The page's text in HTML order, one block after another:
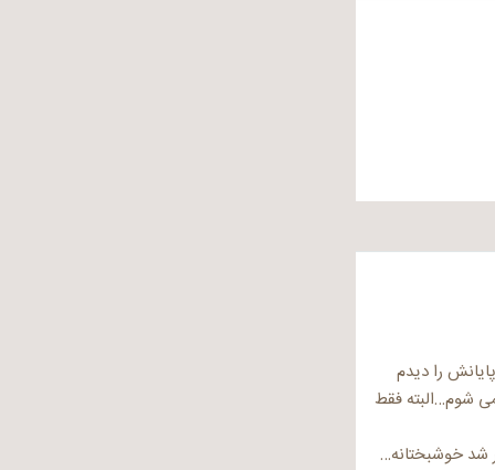
را دیدم
شوم…البته فقط
شد خوشبختانه…